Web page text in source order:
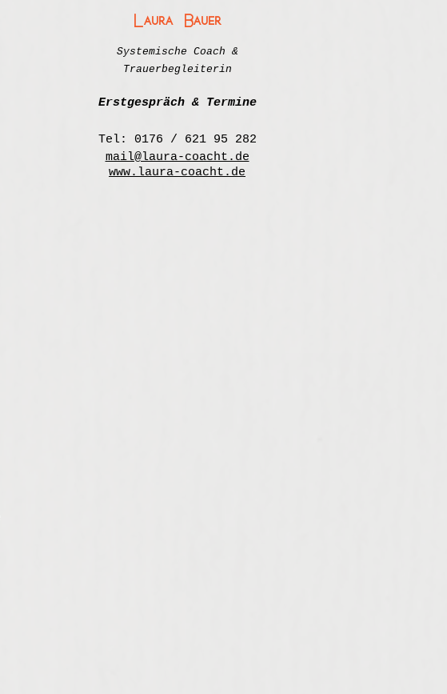
Laura Bauer
Systemische Coach &
Trauerbegleiterin
Erstgespräch & Termine
Tel: 0176 / 621 95 282
mail@laura-coacht.de
www.laura-coacht.de